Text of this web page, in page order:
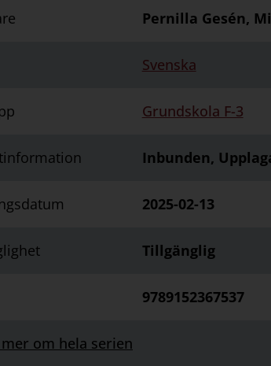
Pernilla Gesén,
Svenska
Grundskola F-3
Inbunden,
2025-02-13
Tillgänglig
9789152367537
mer om hela serien